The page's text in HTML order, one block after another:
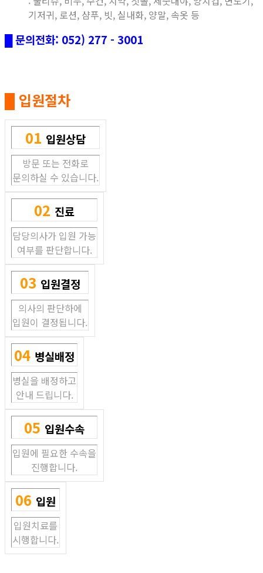
기저귀, 로션, 샴푸, 빗, 실내화, 양말, 속옷 등
█문의전화: 052) 277 - 3001
█ 입원절차
01 입원상담
방문 또는 전화로
문의하실 수 있습니다.
02 진료
담당의사가 입원 가능
여부를 판단합니다.
03 입원결정
의사의 판단하에
입원이 결정됩니다.
04 병실배정
병실을 배정하고
안내 드립니다.
05 입원수속
입원에 필요한 수속을
진행합니다.
06 입원
입원치료를
시행합니다.